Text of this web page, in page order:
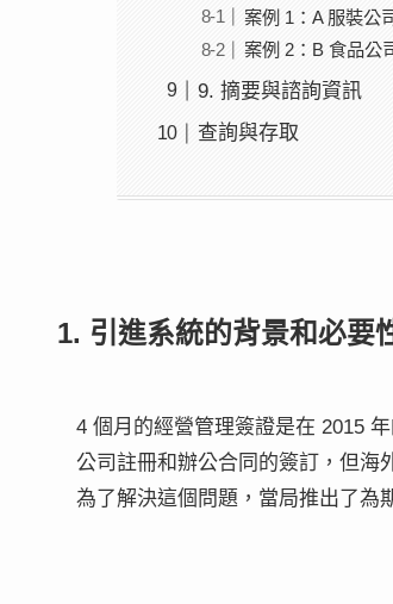
案例 1：A 服裝公
案例 2：B 食品公
9. 摘要與諮詢資訊
查詢與存取
1. 引進系統的背景和必要
4 個月的經營管理簽證是在 2015
公司註冊和辦公合同的簽訂，但海
為了解決這個問題，當局推出了為